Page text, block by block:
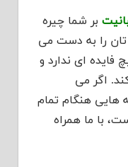
بر شما چیره
را به دست می
فایده ای ندارد و
اگر می
هایی هنگام تمام
با ما همراه